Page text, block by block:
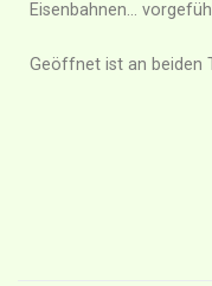
Eisenbahnen…
Geöffnet ist an beiden